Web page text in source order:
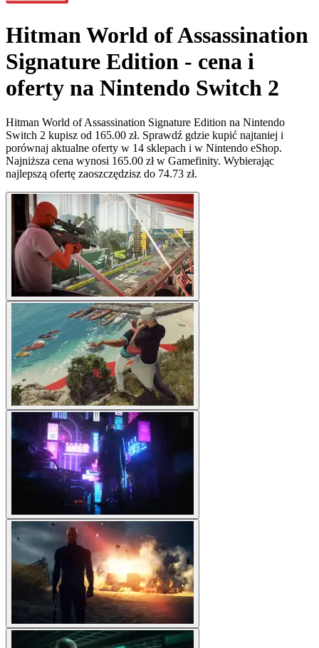
Hitman World of Assassination
Signature Edition - cena i
oferty na Nintendo Switch 2
Hitman World of Assassination Signature Edition na Nintendo
Switch 2 kupisz od 165.00 zł. Sprawdź gdzie kupić najtaniej i
porównaj aktualne oferty w 14 sklepach i w Nintendo eShop.
Najniższa cena wynosi 165.00 zł w Gamefinity. Wybierając
najlepszą ofertę zaoszczędzisz do 74.73 zł.